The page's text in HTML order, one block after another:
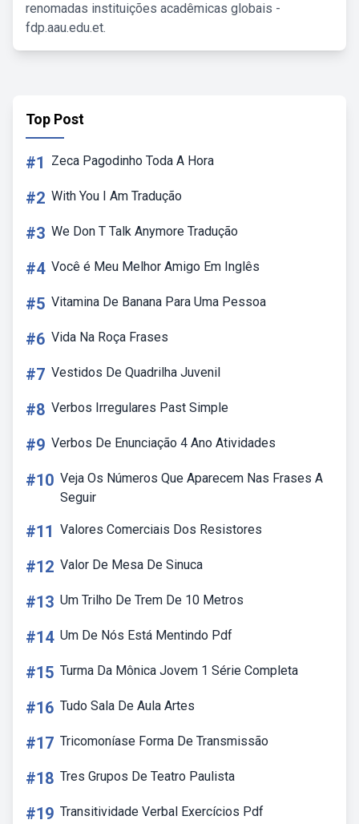
renomadas instituições acadêmicas globais -
fdp.aau.edu.et.
Top Post
#1 Zeca Pagodinho Toda A Hora
#2 With You I Am Tradução
#3 We Don T Talk Anymore Tradução
#4 Você é Meu Melhor Amigo Em Inglês
#5 Vitamina De Banana Para Uma Pessoa
#6 Vida Na Roça Frases
#7 Vestidos De Quadrilha Juvenil
#8 Verbos Irregulares Past Simple
#9 Verbos De Enunciação 4 Ano Atividades
#10 Veja Os Números Que Aparecem Nas Frases A
Seguir
#11 Valores Comerciais Dos Resistores
#12 Valor De Mesa De Sinuca
#13 Um Trilho De Trem De 10 Metros
#14 Um De Nós Está Mentindo Pdf
#15 Turma Da Mônica Jovem 1 Série Completa
#16 Tudo Sala De Aula Artes
#17 Tricomoníase Forma De Transmissão
#18 Tres Grupos De Teatro Paulista
#19 Transitividade Verbal Exercícios Pdf